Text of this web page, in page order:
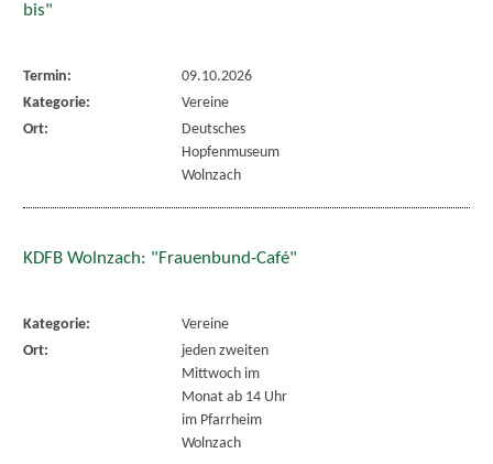
bis"
Termin:
09.10.2026
Kategorie:
Vereine
Ort:
Deutsches
Hopfenmuseum
Wolnzach
KDFB Wolnzach: "Frauenbund-Café"
Kategorie:
Vereine
Ort:
jeden zweiten
Mittwoch im
Monat ab 14 Uhr
im Pfarrheim
Wolnzach